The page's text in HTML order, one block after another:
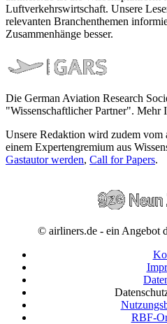
Luftverkehrswirtschaft. Unsere
relevanten Branchenthemen
Zusammenhänge besser.
Die German Aviation Research
"Wissenschaftlicher Partner". Mehr
Unsere Redaktion wird zudem vom
einem Expertengremium aus
Gastautor werden, Call for Papers.
© airliners.de - ein Angebot
RBF-